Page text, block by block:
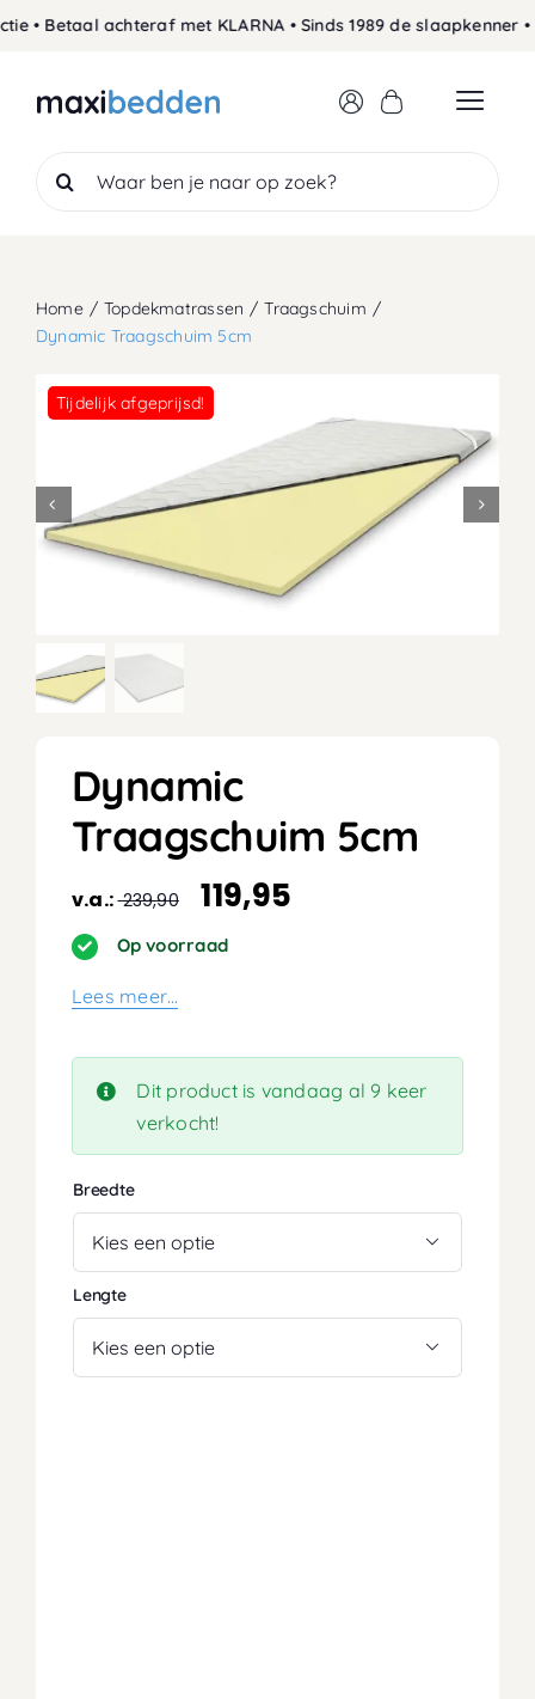
achteraf met KLARNA • Sinds 1989 de slaapkenner •
Search
for:
Home Topdekmatrassen
Traagschuim
Dynamic Traagschuim 5cm
Tijdelijk afgeprijsd!
Dynamic
Traagschuim 5cm
v.a.:239,90 119,95
Op voorraad
Lees meer…
Dit product is vandaag al 9 keer
verkocht!
Breedte

Lengte
